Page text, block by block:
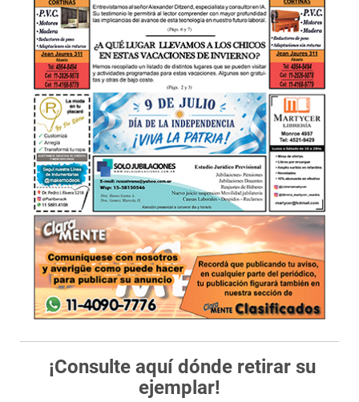
¡Consulte aquí dónde retirar su
ejemplar!